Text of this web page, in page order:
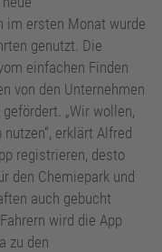
im ersten Monat wurde
genutzt. Die
einfachen Finden
von den Unternehmen
„Wir wollen,
erklärt Alfred
registrieren, desto
den Chemiepark und
auch gebucht
wird die App
zu den